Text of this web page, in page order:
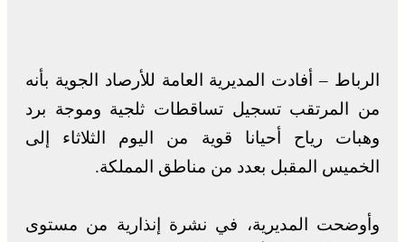
الرباط – أفادت المديرية العامة للأرصاد الجوية بأنه
من المرتقب تسجيل تساقطات ثلجية وموجة برد
وهبات رياح أحيانا قوية من اليوم الثلاثاء إلى
الخميس المقبل بعدد من مناطق المملكة.
وأوضحت المديرية، في نشرة إنذارية من مستوى